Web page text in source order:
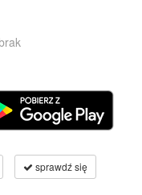
sprawdź się